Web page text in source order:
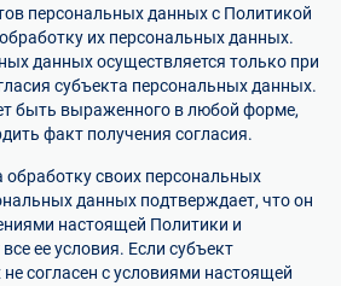
персональных данных с Политикой
их персональных данных.
данных осуществляется только при
субъекта персональных данных.
быть выраженного в любой форме,
факт получения согласия.
обработку своих персональных
данных подтверждает, что он
настоящей Политики и
ее условия. Если субъект
согласен с условиями настоящей